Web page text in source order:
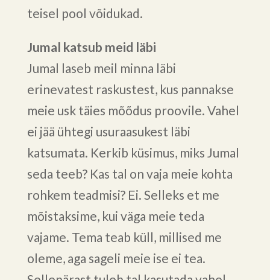
teisel pool võidukad.
Jumal katsub meid läbi
Jumal laseb meil minna läbi
erinevatest raskustest, kus pannakse
meie usk täies mõõdus proovile. Vahel
ei jää ühtegi usuraasukest läbi
katsumata. Kerkib küsimus, miks Jumal
seda teeb? Kas tal on vaja meie kohta
rohkem teadmisi? Ei. Selleks et me
mõistaksime, kui väga meie teda
vajame. Tema teab küll, millised me
oleme, aga sageli meie ise ei tea.